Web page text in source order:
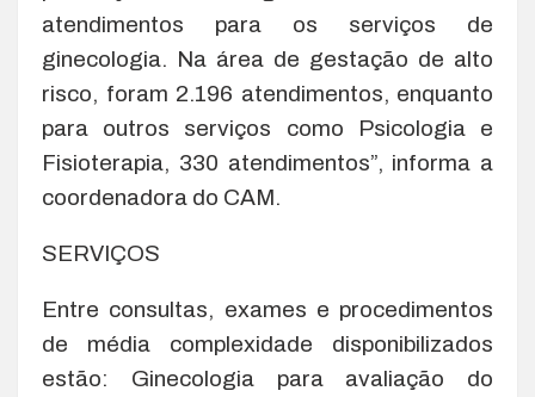
atendimentos para os serviços de
ginecologia. Na área de gestação de alto
risco, foram 2.196 atendimentos, enquanto
para outros serviços como Psicologia e
Fisioterapia, 330 atendimentos”, informa a
coordenadora do CAM.
SERVIÇOS
Entre consultas, exames e procedimentos
de média complexidade disponibilizados
estão: Ginecologia para avaliação do